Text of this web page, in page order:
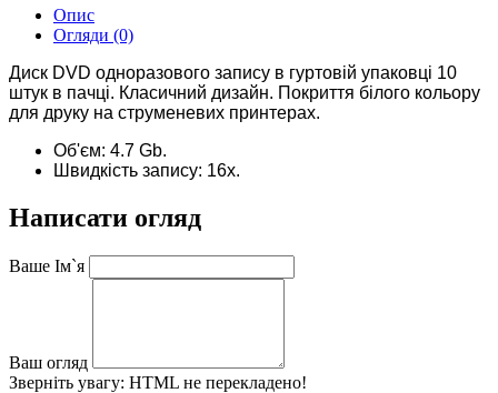
Опис
Огляди (0)
Диск DVD одноразового запису в гуртовій упаковці 10
штук в пачці. Класичний дизайн. Покриття білого кольору
для друку на струменевих принтерах.
Об'єм: 4.7 Gb.
Швидкість запису: 16х.
Написати огляд
Ваше Ім`я
Ваш огляд
Зверніть увагу: HTML не перекладено!